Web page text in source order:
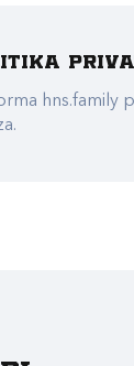
hns.family